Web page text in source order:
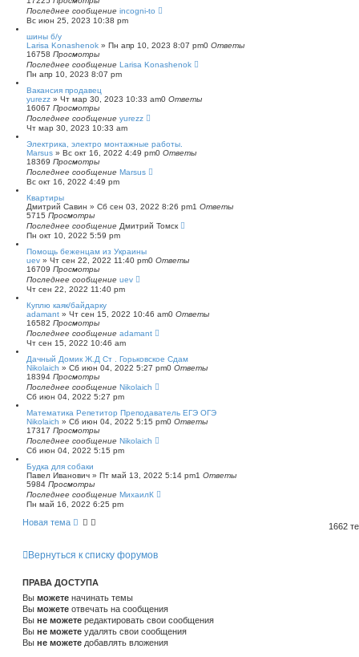
Последнее сообщение incogni-to
Вс июн 25, 2023 10:38 pm
шины б/у
Larisa Konashenok » Пн апр 10, 2023 8:07 pm0 Ответы
16758 Просмотры
Последнее сообщение Larisa Konashenok
Пн апр 10, 2023 8:07 pm
Вакансия продавец
yurezz » Чт мар 30, 2023 10:33 am0 Ответы
16067 Просмотры
Последнее сообщение yurezz
Чт мар 30, 2023 10:33 am
Электрика, электро монтажные работы.
Marsus » Вс окт 16, 2022 4:49 pm0 Ответы
18369 Просмотры
Последнее сообщение Marsus
Вс окт 16, 2022 4:49 pm
Квартиры
Дмитрий Савин » Сб сен 03, 2022 8:26 pm1 Ответы
5715 Просмотры
Последнее сообщение Дмитрий Томск
Пн окт 10, 2022 5:59 pm
Помощь беженцам из Украины
uev » Чт сен 22, 2022 11:40 pm0 Ответы
16709 Просмотры
Последнее сообщение uev
Чт сен 22, 2022 11:40 pm
Куплю каяк/байдарку
adamant » Чт сен 15, 2022 10:46 am0 Ответы
16582 Просмотры
Последнее сообщение adamant
Чт сен 15, 2022 10:46 am
Дачный Домик Ж.Д Ст . Горьковское Сдам
Nikolaich » Сб июн 04, 2022 5:27 pm0 Ответы
18394 Просмотры
Последнее сообщение Nikolaich
Сб июн 04, 2022 5:27 pm
Математика Репетитор Преподаватель ЕГЭ ОГЭ
Nikolaich » Сб июн 04, 2022 5:15 pm0 Ответы
17317 Просмотры
Последнее сообщение Nikolaich
Сб июн 04, 2022 5:15 pm
Будка для собаки
Павел Иванович » Пт май 13, 2022 5:14 pm1 Ответы
5984 Просмотры
Последнее сообщение МихаилК
Пн май 16, 2022 6:25 pm
Новая тема 1662
Вернуться к списку форумов
ПРАВА ДОСТУПА
Вы можете начинать темы
Вы можете отвечать на сообщения
Вы не можете редактировать свои сообщения
Вы не можете удалять свои сообщения
Вы не можете добавлять вложения